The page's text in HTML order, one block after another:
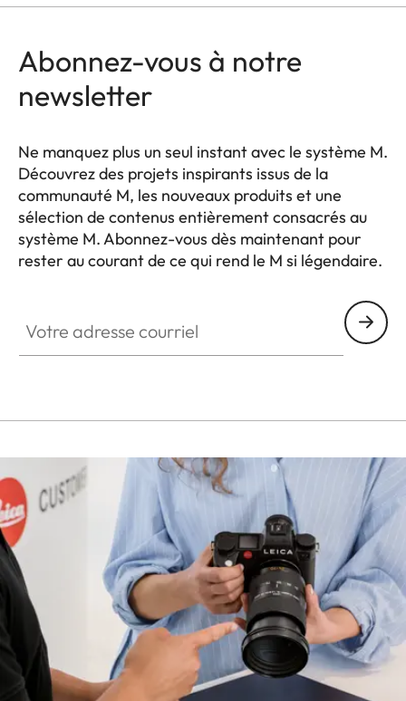
Abonnez-vous à notre
newsletter
Ne manquez plus un seul instant avec le système M.
Découvrez des projets inspirants issus de la
communauté M, les nouveaux produits et une
sélection de contenus entièrement consacrés au
système M. Abonnez-vous dès maintenant pour
rester au courant de ce qui rend le M si légendaire.